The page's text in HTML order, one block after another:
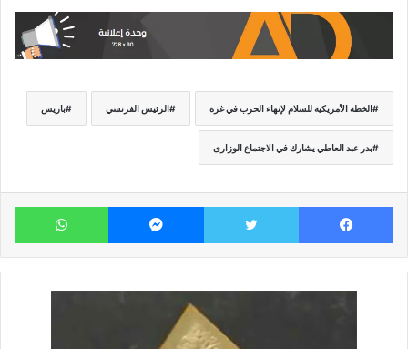
الخطة الأمريكية للسلام لإنهاء الحرب في غزة الرئيس الفرنسي باريس
بدر عبد العاطي يشارك في الاجتماع الوزارى
فيسبوك تويتر ماسنجر